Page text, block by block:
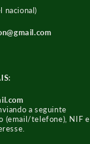
nacional)
a seguinte
(email/telefone), NIF e